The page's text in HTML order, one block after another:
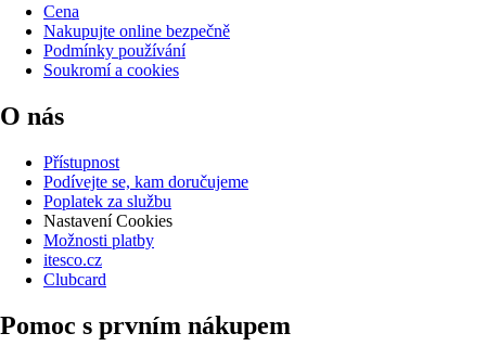
Cena
Nakupujte online bezpečně
Podmínky používání
Soukromí a cookies
O nás
Přístupnost
Podívejte se, kam doručujeme
Poplatek za službu
Nastavení Cookies
Možnosti platby
itesco.cz
Clubcard
Pomoc s prvním nákupem